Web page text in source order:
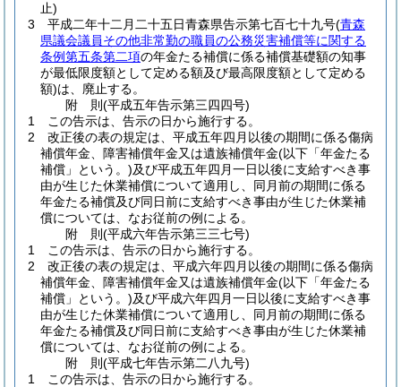
止)
3
平成二年十二月二十五日青森県告示第七百七十九号(青森
県議会議員その他非常勤の職員の公務災害補償等に関する
条例第五条第二項の年金たる補償に係る補償基礎額の知事
が最低限度額として定める額及び最高限度額として定める
額)は、廃止する。
附 則(平成五年告示第三四四号)
1
この告示は、告示の日から施行する。
2
改正後の表の規定は、平成五年四月以後の期間に係る傷病
補償年金、障害補償年金又は遺族補償年金(以下「年金たる
補償」という。)及び平成五年四月一日以後に支給すべき事
由が生じた休業補償について適用し、同月前の期間に係る
年金たる補償及び同日前に支給すべき事由が生じた休業補
償については、なお従前の例による。
附 則(平成六年告示第三三七号)
1
この告示は、告示の日から施行する。
2
改正後の表の規定は、平成六年四月以後の期間に係る傷病
補償年金、障害補償年金又は遺族補償年金(以下「年金たる
補償」という。)及び平成六年四月一日以後に支給すべき事
由が生じた休業補償について適用し、同月前の期間に係る
年金たる補償及び同日前に支給すべき事由が生じた休業補
償については、なお従前の例による。
附 則(平成七年告示第二八九号)
1
この告示は、告示の日から施行する。